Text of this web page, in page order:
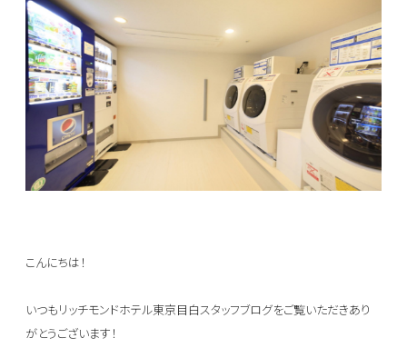
こんにちは！
いつもリッチモンドホテル東京目白スタッフブログをご覧いただきあり
がとうございます！